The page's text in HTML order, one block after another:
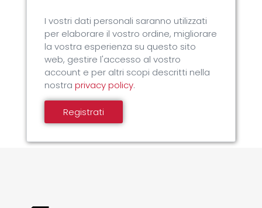
I vostri dati personali saranno utilizzati
per elaborare il vostro ordine, migliorare
la vostra esperienza su questo sito
web, gestire l'accesso al vostro
account e per altri scopi descritti nella
nostra privacy policy.
Registrati